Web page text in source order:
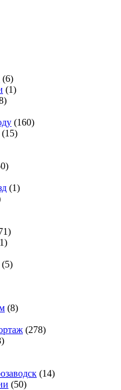
(6)
(1)
(160)
(15)
(1)
(5)
(8)
(278)
(14)
(50)